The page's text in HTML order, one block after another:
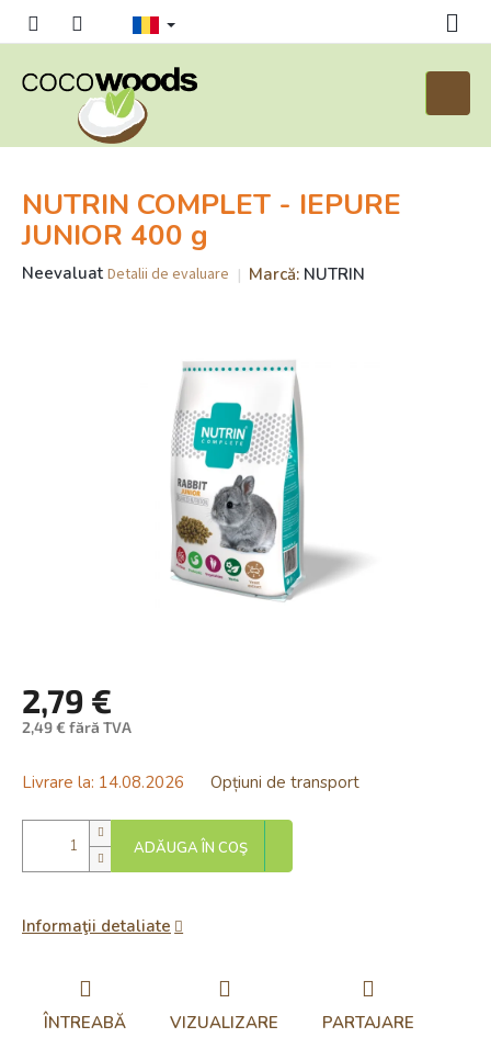
de
NUTRIN COMPLET - IEPURE
JUNIOR 400 g
Evaluarea
Neevaluat Detalii de evaluare Marcă: NUTRIN
2,79 €
2,49 € fără TVA
preţ:
Livrare la: 14.08.2026 Opțiuni de transport
ADĂUGA ÎN COŞ
Informaţii detaliate
ÎNTREABĂ VIZUALIZARE PARTAJARE